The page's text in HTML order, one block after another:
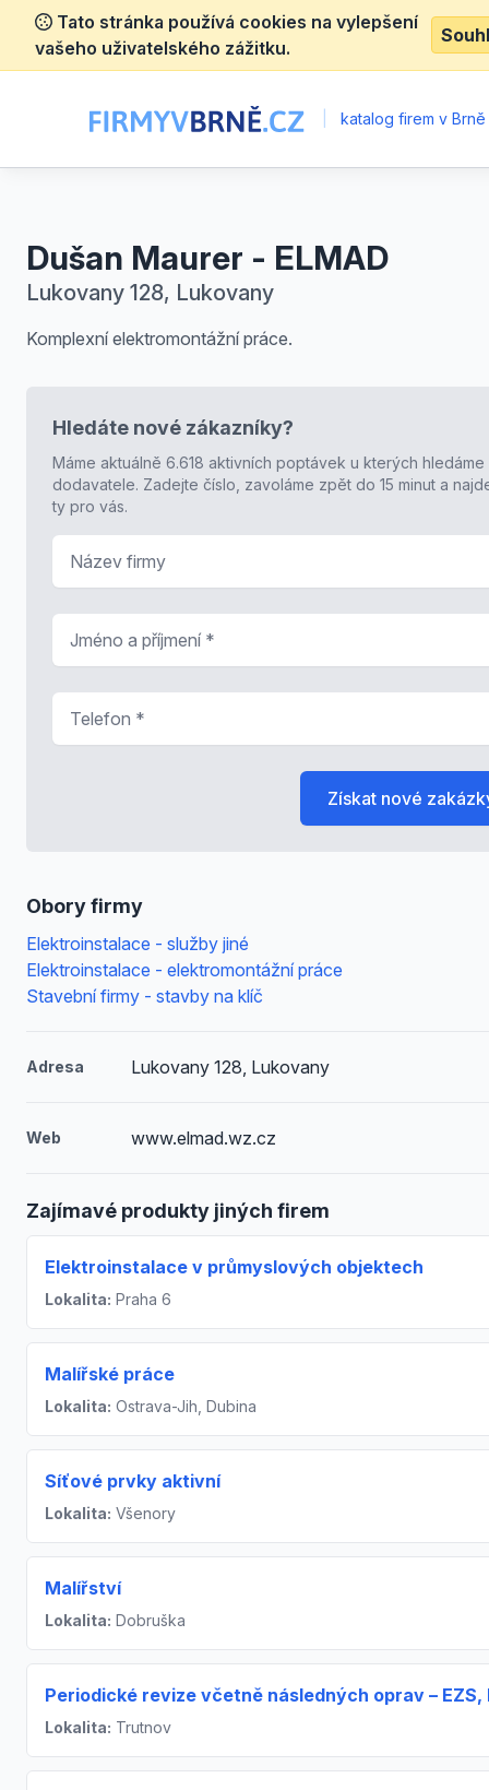
Tato stránka používá cookies na vylepšení
vašeho uživatelského zážitku.
katalog firem v Brně
Dušan Maurer - ELMAD
Lukovany 128, Lukovany
Komplexní elektromontážní práce.
Obory firmy
Elektroinstalace - služby jiné
Elektroinstalace - elektromontážní práce
Stavební firmy - stavby na klíč
Adresa Lukovany 128, Lukovany
Web www.elmad.wz.cz
Zajímavé produkty jiných firem
Elektroinstalace v průmyslových objektech
Lokalita: Praha 6
Malířské práce
Lokalita: Ostrava-Jih, Dubina
Síťové prvky aktivní
Lokalita: Všenory
Malířství
Lokalita: Dobruška
Periodické revize včetně následných oprav – EZS,
Lokalita: Trutnov
Hledáte nové zákazníky?
Máme aktuálně 6.618 aktivních poptávek u kterých hledáme
dodavatele. Zadejte číslo, zavoláme zpět do 15 minut a
ty pro vás.
Získat nové